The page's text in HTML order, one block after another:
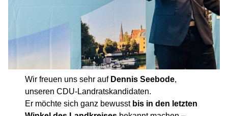
Wir freuen uns sehr auf Dennis Seebode,
unseren CDU-Landratskandidaten.
Er möchte sich ganz bewusst bis in den letzten